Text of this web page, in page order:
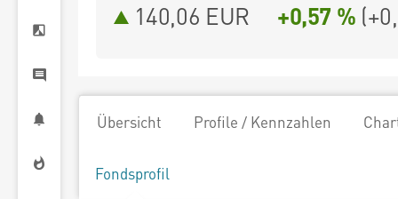
140,06 EUR +0,57 % (
Übersicht Profile / Kennzahlen
Fondsprofil